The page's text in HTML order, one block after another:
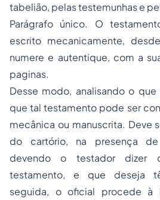
tabelião, pelas testemunhas e
Parágrafo único. O
escrito mecanicamente,
numere e autentique, com a
paginas.
Desse modo, analisando o
que tal testamento pode ser
mecânica ou manuscrita. Deve
do cartório, na presença de
devendo o testador dizer
testamento, e que deseja
seguida, o oficial procede à